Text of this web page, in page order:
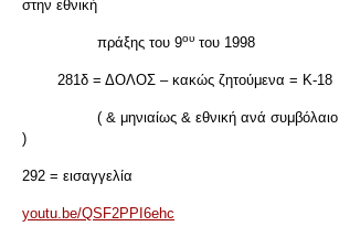
στην εθνική
πράξης του 9ου του 1998
281δ = ΔΟΛΟΣ – κακώς ζητούμενα = Κ-18
( & μηνιαίως & εθνική ανά συμβόλαιο
)
292 = εισαγγελία
youtu.be/QSF2PPI6ehc